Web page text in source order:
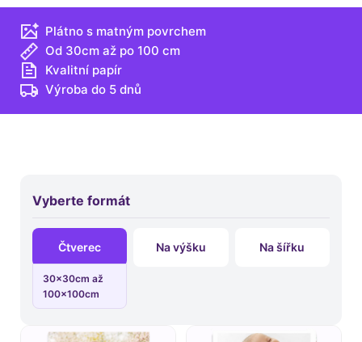
Plátno s matným povrchem
Od 30cm až po 100 cm
Kvalitní papír
Výroba do 5 dnů
Vyberte formát
Čtverec
30x30cm až
100x100cm
Na výšku Na šířku